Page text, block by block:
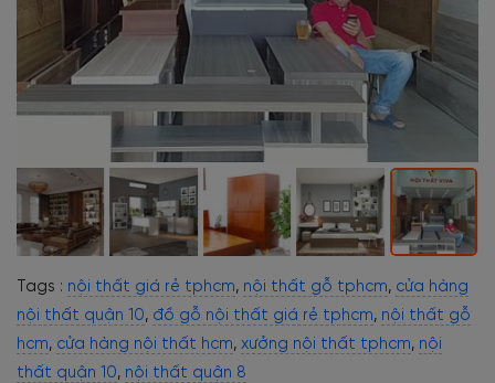
Tags : nội thất giá rẻ tphcm, nội thất gỗ tphcm, cửa hàng
nội thất quận 10, đồ gỗ nội thất giá rẻ tphcm, nội thất gỗ
hcm, cửa hàng nội thất hcm, xưởng nội thất tphcm, nội
thất quận 10, nội thất quận 8